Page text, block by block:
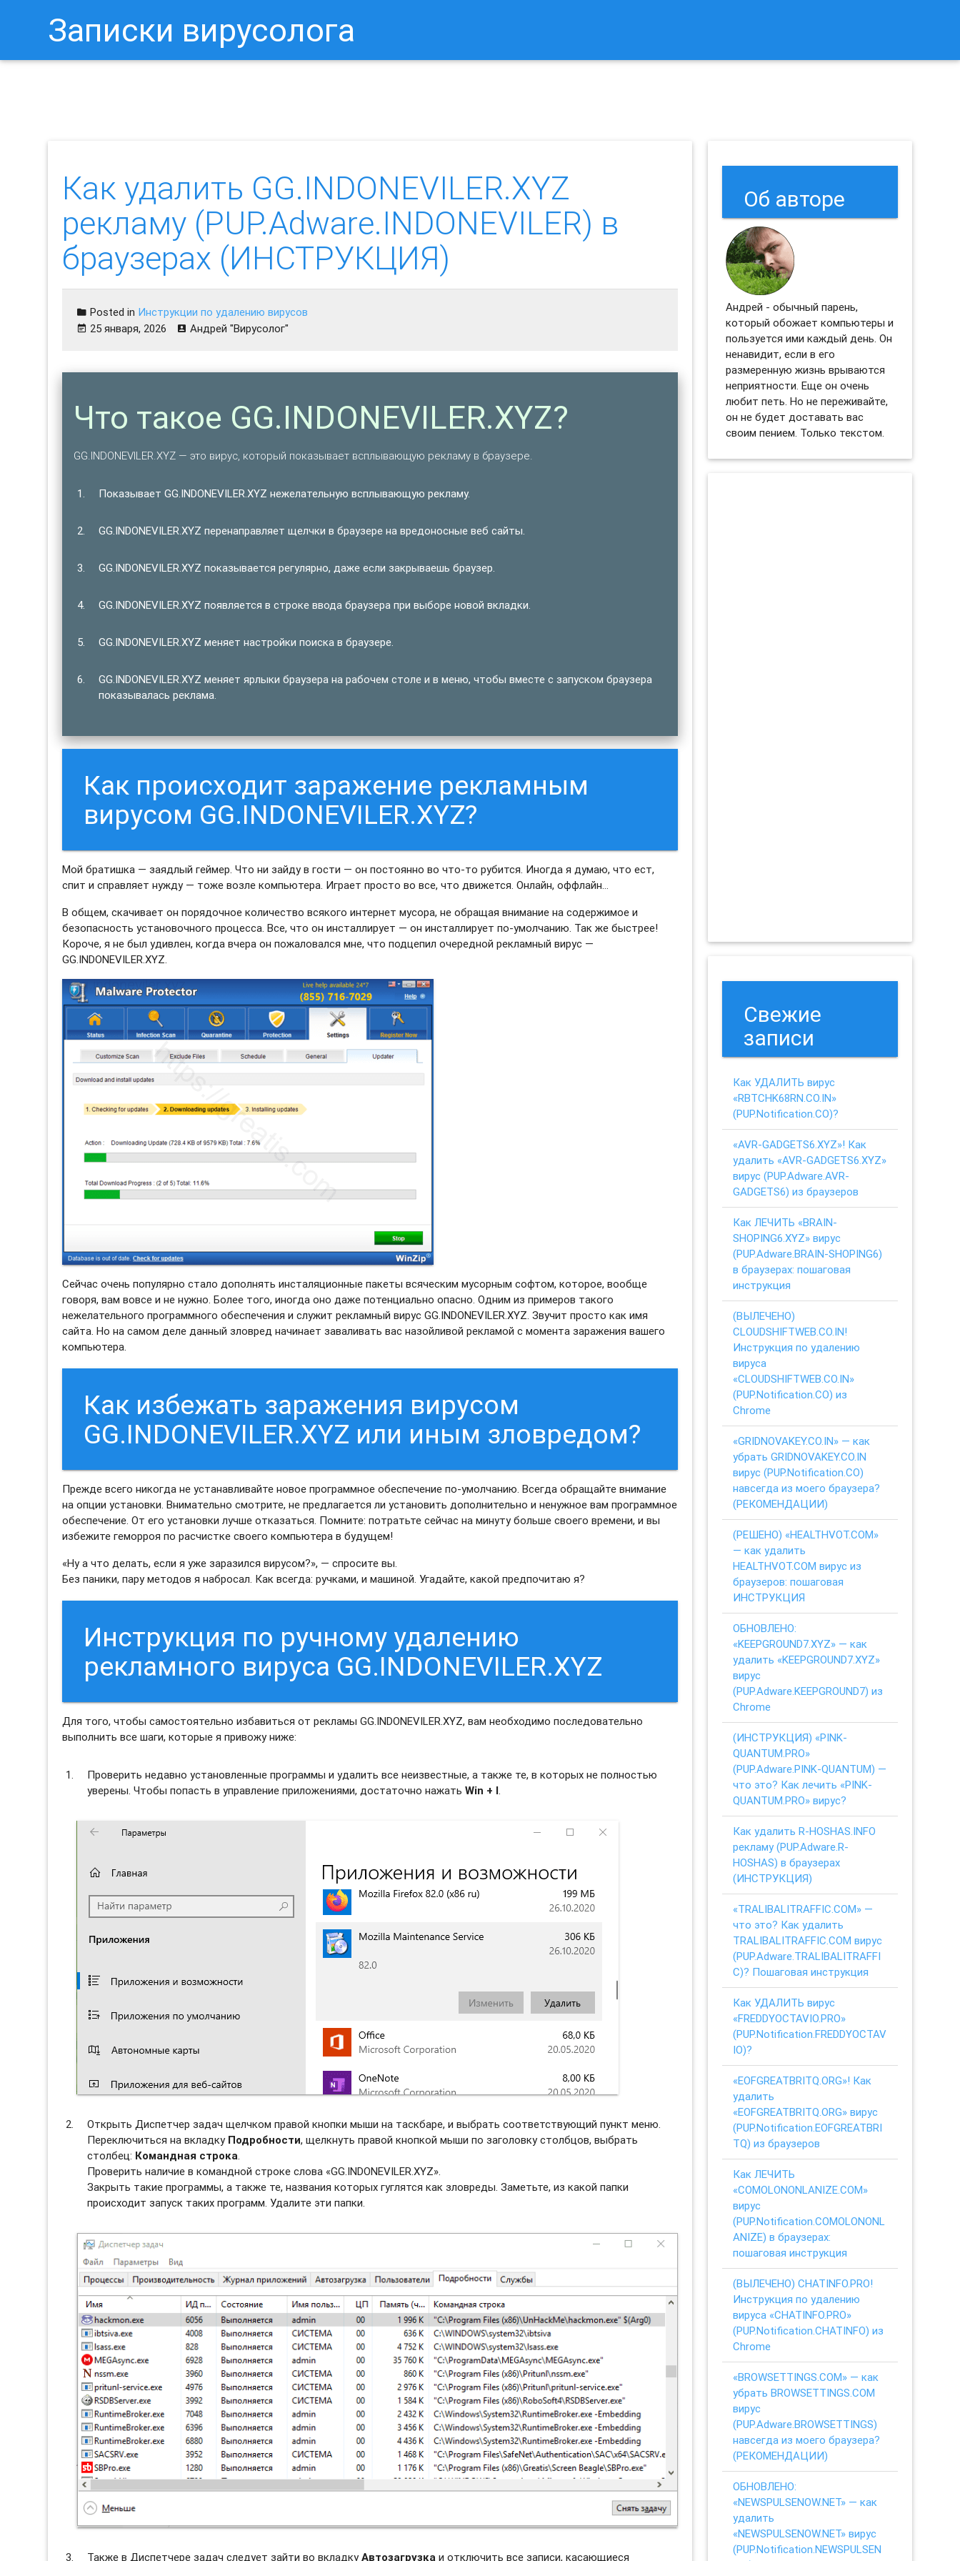
Записки вирусолога
Как удалить GG.INDONEVILER.XYZ
рекламу (PUP.Adware.INDONEVILER) в
браузерах (ИНСТРУКЦИЯ)
Posted in Инструкции по удалению вирусов
25 января, 2026
Андрей "Вирусолог"
Что такое GG.INDONEVILER.XYZ?
GG.INDONEVILER.XYZ — это вирус, который показывает всплывающую рекламу в браузере.
Показывает GG.INDONEVILER.XYZ нежелательную всплывающую рекламу.
GG.INDONEVILER.XYZ перенаправляет щелчки в браузере на вредоносные веб сайты.
GG.INDONEVILER.XYZ показывается регулярно, даже если закрываешь браузер.
GG.INDONEVILER.XYZ появляется в строке ввода браузера при выборе новой вкладки.
GG.INDONEVILER.XYZ меняет настройки поиска в браузере.
GG.INDONEVILER.XYZ меняет ярлыки браузера на рабочем столе и в меню, чтобы вместе с запуском браузера
показывалась реклама.
Как происходит заражение рекламным
вирусом GG.INDONEVILER.XYZ?
Мой братишка — заядлый геймер. Что ни зайду в гости — он постоянно во что-то рубится. Иногда я думаю, что ест,
спит и справляет нужду — тоже возле компьютера. Играет просто во все, что движется. Онлайн, оффлайн…
В общем, скачивает он порядочное количество всякого интернет мусора, не обращая внимание на содержимое и
безопасность установочного процесса. Все, что он инсталлирует — он инсталлирует по-умолчанию. Так же быстрее!
Короче, я не был удивлен, когда вчера он пожаловался мне, что подцепил очередной рекламный вирус —
GG.INDONEVILER.XYZ.
Сейчас очень популярно стало дополнять инсталяционные пакеты всяческим мусорным софтом, которое, вообще
говоря, вам вовсе и не нужно. Более того, иногда оно даже потенциально опасно. Одним из примеров такого
нежелательного программного обеспечения и служит рекламный вирус GG.INDONEVILER.XYZ. Звучит просто как имя
сайта. Но на самом деле данный зловред начинает заваливать вас назойливой рекламой с момента заражения вашего
компьютера.
Как избежать заражения вирусом
GG.INDONEVILER.XYZ или иным зловредом?
Прежде всего никогда не устанавливайте новое программное обеспечение по-умолчанию. Всегда обращайте внимание
на опции установки. Внимательно смотрите, не предлагается ли установить дополнительно и ненужное вам программное
обеспечение. От его установки лучше отказаться. Помните: потратьте сейчас на минуту больше своего времени, и вы
избежите геморроя по расчистке своего компьютера в будущем!
«Ну а что делать, если я уже заразился вирусом?», — спросите вы.
Без паники, пару методов я набросал. Как всегда: ручками, и машиной. Угадайте, какой предпочитаю я?
Инструкция по ручному удалению
рекламного вируса GG.INDONEVILER.XYZ
Для того, чтобы самостоятельно избавиться от рекламы GG.INDONEVILER.XYZ, вам необходимо последовательно
выполнить все шаги, которые я привожу ниже:
Проверить недавно установленные программы и удалить все неизвестные, а также те, в которых не полностью
уверены. Чтобы попасть в управление приложениями, достаточно нажатьWin + I
Открыть Диспетчер задач щелчком правой кнопки мыши на таскбаре, и выбрать соотвeтствующий пункт меню.
Переключиться на вкладку Подробности, щелкнуть правой кнопкой мыши по заголовку столбцов, выбрать
столбец: Командная строка
Проверить наличие в командной строке слова «GG.INDONEVILER.XYZ».
Закрыть такие программы, а также те, названия которых гуглятся как зловреды. Заметьте, из какой папки
происходит запуск таких программ. Удалите эти папки.
Также в Диспетчере задач следует зайти во вкладкуАвтозагрузка и отключить все записи, касающиеся
Об авторе
Андрей - обычный парень,
который обожает компьютеры и
пользуется ими каждый день. Он
ненавидит, если в его
размеренную жизнь врываются
неприятности. Еще он очень
любит петь. Но не переживайте,
он не будет доставать вас
своим пением. Только текстом.
Свежие
записи
Как УДАЛИТЬ вирус
«RBTCHK68RN.CO.IN»
(PUP.Notification.CO)?
«AVR-GADGETS6.XYZ»! Как
удалить «AVR-GADGETS6.XYZ»
вирус (PUP.Adware.AVR-
GADGETS6) из браузеров
Как ЛЕЧИТЬ «BRAIN-
SHOPING6.XYZ» вирус
(PUP.Adware.BRAIN-SHOPING6)
в браузерах: пошаговая
инструкция
(ВЫЛЕЧЕНО)
CLOUDSHIFTWEB.CO.IN!
Инструкция по удалению
вируса
«CLOUDSHIFTWEB.CO.IN»
(PUP.Notification.CO) из
Chrome
«GRIDNOVAKEY.CO.IN» — как
убрать GRIDNOVAKEY.CO.IN
вирус (PUP.Notification.CO)
навсегда из моего браузера?
(РЕКОМЕНДАЦИИ)
(РЕШЕНО) «HEALTHVOT.COM»
— как удалить
HEALTHVOT.COM вирус из
браузеров: пошаговая
ИНСТРУКЦИЯ
ОБНОВЛЕНО:
«KEEPGROUND7.XYZ» — как
удалить «KEEPGROUND7.XYZ»
вирус
(PUP.Adware.KEEPGROUND7) из
Chrome
(ИНСТРУКЦИЯ) «PINK-
QUANTUM.PRO»
(PUP.Adware.PINK-QUANTUM) —
что это? Как лечить «PINK-
QUANTUM.PRO» вирус?
Как удалить R-HOSHAS.INFO
рекламу (PUP.Adware.R-
HOSHAS) в браузерах
(ИНСТРУКЦИЯ)
«TRALIBALITRAFFIC.COM» —
что это? Как удалить
TRALIBALITRAFFIC.COM вирус
(PUP.Adware.TRALIBALITRAFFI
C)? Пошаговая инструкция
Как УДАЛИТЬ вирус
«FREDDYOCTAVIO.PRO»
(PUP.Notification.FREDDYOCTAV
IO)?
«EOFGREATBRITQ.ORG»! Как
удалить
«EOFGREATBRITQ.ORG» вирус
(PUP.Notification.EOFGREATBRI
TQ) из браузеров
Как ЛЕЧИТЬ
«COMOLONONLANIZE.COM»
вирус
(PUP.Notification.COMOLONONL
ANIZE) в браузерах:
пошаговая инструкция
(ВЫЛЕЧЕНО) CHATINFO.PRO!
Инструкция по удалению
вируса «CHATINFO.PRO»
(PUP.Notification.CHATINFO) из
Chrome
«BROWSETTINGS.COM» — как
убрать BROWSETTINGS.COM
вирус
(PUP.Adware.BROWSETTINGS)
навсегда из моего браузера?
(РЕКОМЕНДАЦИИ)
ОБНОВЛЕНО:
«NEWSPULSENOW.NET» — как
удалить
«NEWSPULSENOW.NET» вирус
(PUP.Notification.NEWSPULSEN